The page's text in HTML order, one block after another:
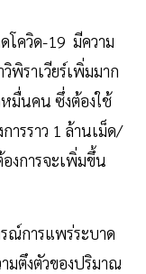
โควิด-19 มีความ
พิราเวียร์เพิ่มมาก
มื่นคน ซึ่งต้องใช้
ารราว 1 ล้านเม็ด/
งการจะเพิ่มขึ้น
ณ์การแพร่ระบาด
ตึงตัวของปริมาณ